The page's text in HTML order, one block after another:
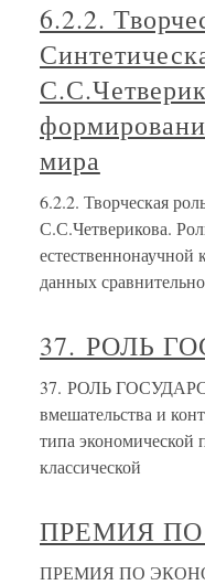
6.2.2.
мира
6.2.2. Творческая
С.С.Четверикова.
данных
37. РОЛЬ
37. РОЛЬ
вмешательства и
типа экономической
классической
ПРЕМИЯ
ПРЕМИЯ ПО